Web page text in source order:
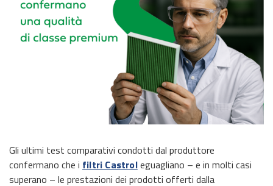
Gli ultimi test comparativi condotti dal produttore
confermano che i filtri Castroleguagliano – e in molti casi
superano – le prestazioni dei prodotti offerti dalla